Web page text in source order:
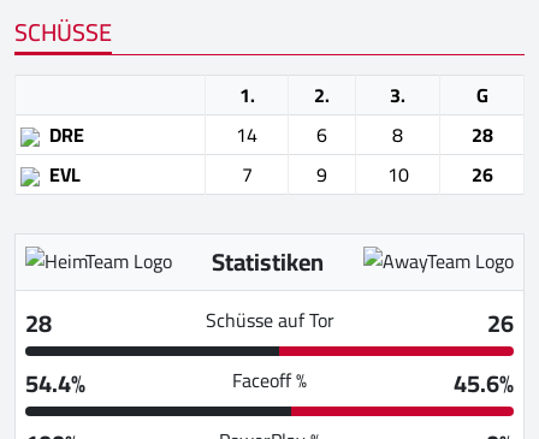
SCHÜSSE
1. 2. 3.
G
DRE
14 6 8
28
EVL
7 9 10 26
Statistiken
28
Schüsse auf Tor
26
54.4%
Faceoff %
45.6%